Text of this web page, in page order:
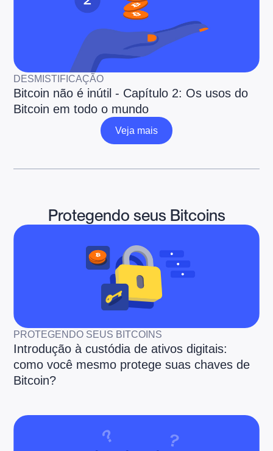
DESMISTIFICAÇÃO
Bitcoin não é inútil - Capítulo 2: Os usos do
Bitcoin em todo o mundo
Veja mais
Veja mais
Protegendo seus Bitcoins
PROTEGENDO SEUS BITCOINS
Introdução à custódia de ativos digitais:
como você mesmo protege suas chaves de
Bitcoin?